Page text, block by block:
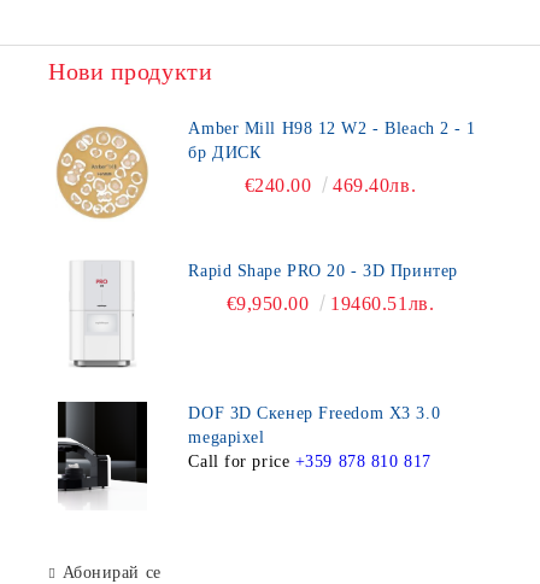
Нови продукти
Amber Mill H98 12 W2 - Bleach 2 - 1
бр ДИСК
€240.00 469.40лв.
Rapid Shape PRO 20 - 3D Принтер
€9,950.00 19460.51лв.
DOF 3D Скенер Freedom X3 3.0
megapixel
Call for price +359 878 810 817
Абонирай се